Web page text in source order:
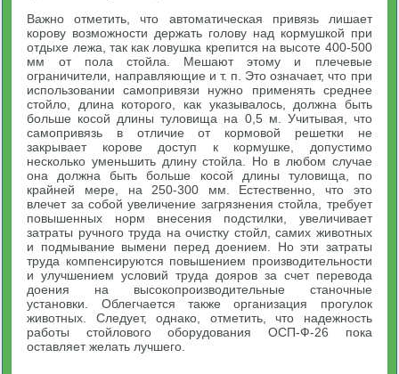
Важно отметить, что автоматическая привязь лишает
корову возможности держать голову над кормушкой при
отдыхе лежа, так как ловушка крепится на высоте 400-500
мм от пола стойла. Мешают этому и плечевые
ограничители, направляющие и т. п. Это означает, что при
использовании самопривязи нужно применять среднее
стойло, длина которого, как указывалось, должна быть
больше косой длины туловища на 0,5 м. Учитывая, что
самопривязь в отличие от кормовой решетки не
закрывает корове доступ к кормушке, допустимо
несколько уменьшить длину стойла. Но в любом случае
она должна быть больше косой длины туловища, по
крайней мере, на 250-300 мм. Естественно, что это
влечет за собой увеличение загрязнения стойла, требует
повышенных норм внесения подстилки, увеличивает
затраты ручного труда на очистку стойл, самих животных
и подмывание вымени перед доением. Но эти затраты
труда компенсируются повышением производительности
и улучшением условий труда дояров за счет перевода
доения на высокопроизводительные станочные
установки. Облегчается также организация прогулок
животных. Следует, однако, отметить, что надежность
работы стойлового оборудования ОСП-Ф-26 пока
оставляет желать лучшего.